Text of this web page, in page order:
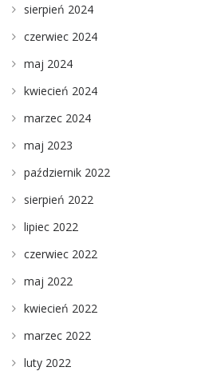
sierpień 2024
czerwiec 2024
maj 2024
kwiecień 2024
marzec 2024
maj 2023
październik 2022
sierpień 2022
lipiec 2022
czerwiec 2022
maj 2022
kwiecień 2022
marzec 2022
luty 2022